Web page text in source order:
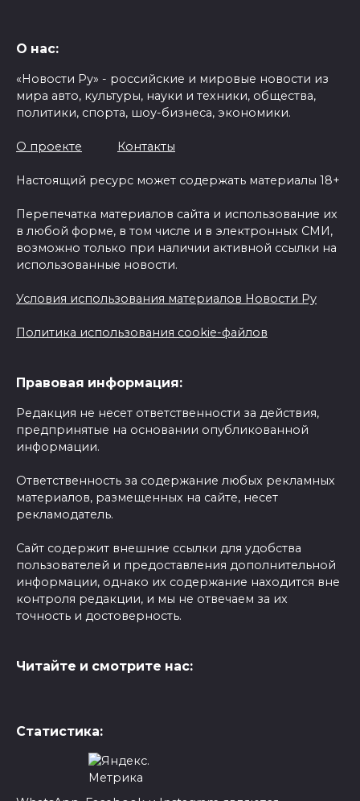
О нас:
«Новости Ру» - российские и мировые новости из
мира авто, культуры, науки и техники, общества,
политики, спорта, шоу-бизнеса, экономики.
О проекте Контакты
Настоящий ресурс может содержать материалы 18+
Перепечатка материалов сайта и использование их
в любой форме, в том числе и в электронных СМИ,
возможно только при наличии активной ссылки на
использованные новости.
Условия использования материалов Новости Ру
Политика использования cookie-файлов
Правовая информация:
Редакция не несет ответственности за действия,
предпринятые на основании опубликованной
информации.
Ответственность за содержание любых рекламных
материалов, размещенных на сайте, несет
рекламодатель.
Сайт содержит внешние ссылки для удобства
пользователей и предоставления дополнительной
информации, однако их содержание находится вне
контроля редакции, и мы не отвечаем за их
точность и достоверность.
Читайте и смотрите нас:
Статистика: